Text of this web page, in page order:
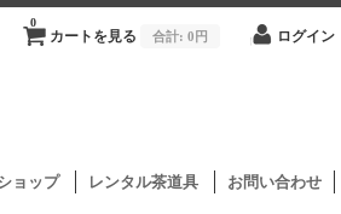
カートを見る
0
合計: 0円 ログイン
ョップ レンタル茶道具 お問い合わせ